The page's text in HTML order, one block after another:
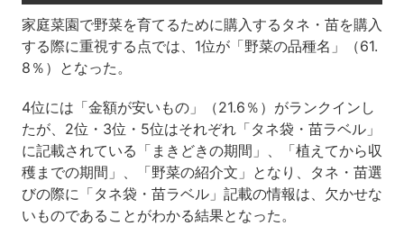
家庭菜園で野菜を育てるために購入するタネ・苗を購入
する際に重視する点では、1位が「野菜の品種名」（61.
8％）となった。
4位には「金額が安いもの」（21.6％）がランクインし
たが、2位・3位・5位はそれぞれ「タネ袋・苗ラベル」
に記載されている「まきどきの期間」、「植えてから収
穫までの期間」、「野菜の紹介文」となり、タネ・苗選
びの際に「タネ袋・苗ラベル」記載の情報は、欠かせな
いものであることがわかる結果となった。